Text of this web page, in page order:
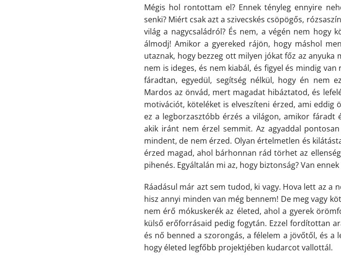
Mégis hol rontottam el? Ennek tényleg ennyire
senki? Miért csak azt a szivecskés csöpögős,
világ a nagycsaládról? És nem, a végén nem hogy
álmodj! Amikor a gyereked rájön, hogy máshol
utaznak, hogy bezzeg ott milyen jókat főz az
nem is ideges, és nem kiabál, és figyel és mindig
fáradtan, egyedül, segítség nélkül, hogy én nem
Mardos az önvád, mert magadat hibáztatod, és
motivációt, köteléket is elveszíteni érzed, ami eddig
ez a legborzasztóbb érzés a világon, amikor fáradt
akik iránt nem érzel semmit. Az agyaddal
mindent, de nem érzed. Olyan értelmetlen és
érzed magad, ahol bárhonnan rád törhet az
pihenés. Egyáltalán mi az, hogy biztonság? Van
Ráadásul már azt sem tudod, ki vagy. Hova lett az a
hisz annyi minden van még bennem! De meg vagy
nem érő mókuskerék az életed, ahol a gyerek
külső erőforrásaid pedig fogytán. Ezzel fordítottan
és nő benned a szorongás, a félelem a jövőtől, és a
hogy életed legfőbb projektjében kudarcot vallottál.